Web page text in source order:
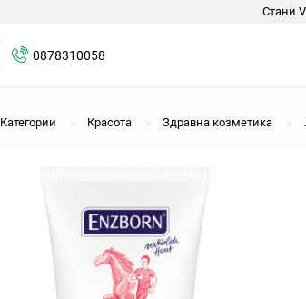
Стани
0878310058
Категории Красота Здравна козметика